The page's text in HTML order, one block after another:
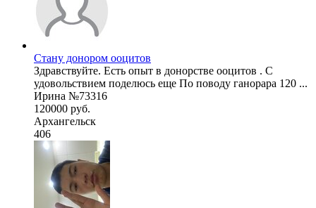
Стану донором ооцитов
Здравствуйте. Есть опыт в донорстве ооцитов . С
удовольствием поделюсь еще По поводу ганорара 120 ...
Ирина №73316
120000 руб.
Архангельск
406